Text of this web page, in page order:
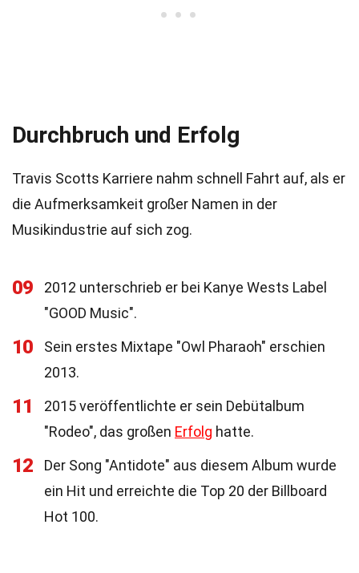
Durchbruch und Erfolg
Travis Scotts Karriere nahm schnell Fahrt auf, als er
die Aufmerksamkeit großer Namen in der
Musikindustrie auf sich zog.
09
2012 unterschrieb er bei Kanye Wests Label
"GOOD Music".
10
Sein erstes Mixtape "Owl Pharaoh" erschien
2013.
11
2015 veröffentlichte er sein Debütalbum
"Rodeo", das großen Erfolg hatte.
12
Der Song "Antidote" aus diesem Album wurde
ein Hit und erreichte die Top 20 der Billboard
Hot 100.